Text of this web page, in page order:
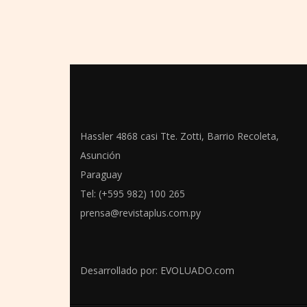
Hassler 4868 casi Tte. Zotti, Barrio Recoleta,
Asunción
Paraguay
Tel: (+595 982) 100 265
prensa@revistaplus.com.py
Desarrollado por: EVOLUADO.com